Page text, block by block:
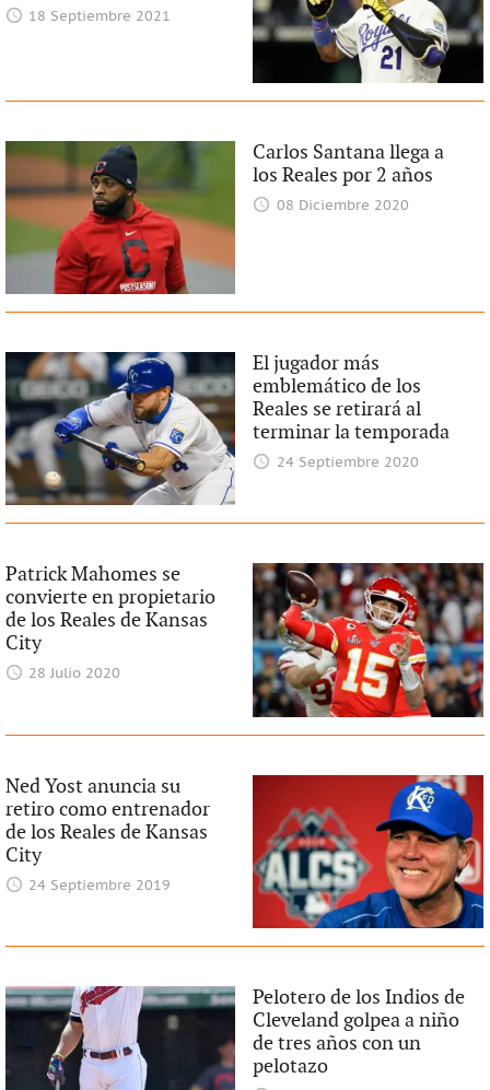
18 Septiembre 2021
Carlos Santana llega a
los Reales por 2 años
08 Diciembre 2020
El jugador más
emblemático de los
Reales se retirará al
terminar la temporada
24 Septiembre 2020
Patrick Mahomes se
convierte en propietario
de los Reales de Kansas
City
28 Julio 2020
Ned Yost anuncia su
retiro como entrenador
de los Reales de Kansas
City
24 Septiembre 2019
Pelotero de los Indios de
Cleveland golpea a niño
de tres años con un
pelotazo